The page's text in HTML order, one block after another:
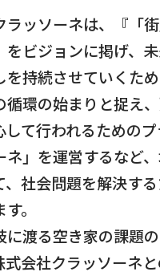
／転入学
いのある方
者の方
越し／移住・定住
光
ライン
ド
こと 広報
横瀬町役場
0494-25-0111（
間：
、日曜、祝日、年末年始
ッソーネは、『「
をビジョンに掲げ、
を持続させていくた
循環の始まりと捉え
して行われるための
ネ」を運営するなど
、社会問題を解決す
。
渡る空き家の課題
式会社クラッソーネ